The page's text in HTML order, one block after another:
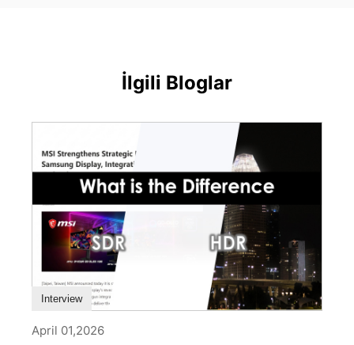
İlgili Bloglar
Interview
April 01,2026